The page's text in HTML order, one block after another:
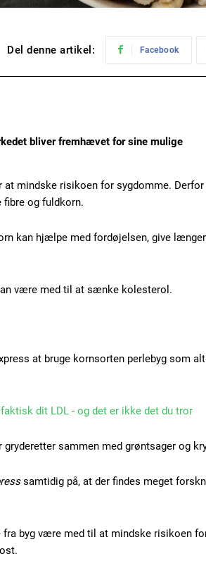
Subscription
Del denne artikel: Facebook
bliver fremhævet for sine mulige
mindske risikoen for sygdomme.
fibre og fuldkorn.
kan hjælpe med fordøjelsen, give
være med til at sænke kolesterol.
at bruge kornsorten perlebyg som
dit LDL - og det er ikke det du tror
sammen med grøntsager og
samtidig på, at der findes meget
byg være med til at mindske risikoen